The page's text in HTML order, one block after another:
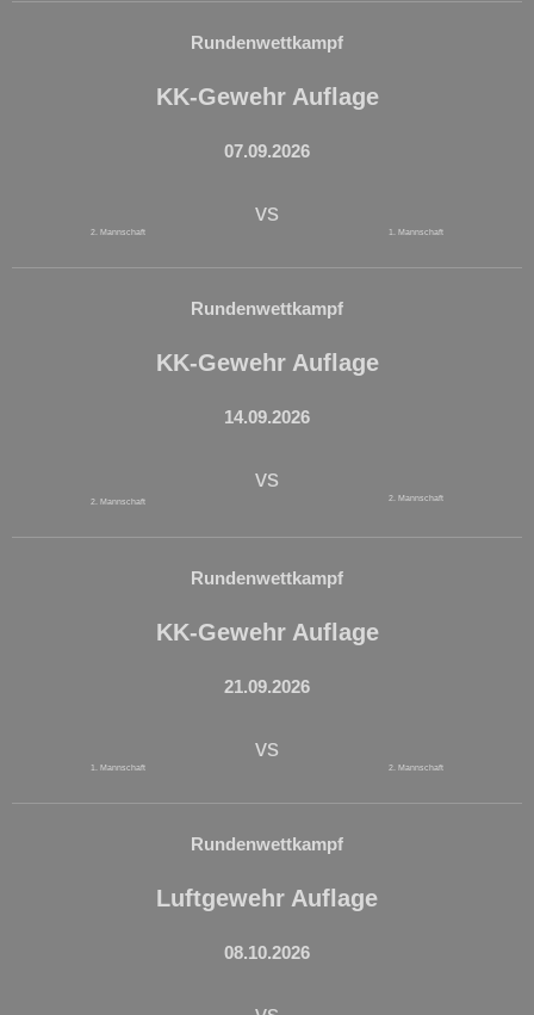
Rundenwettkampf
KK-Gewehr Auflage
07.09.2026
2. Mannschaft
vs
1. Mannschaft
Rundenwettkampf
KK-Gewehr Auflage
14.09.2026
2. Mannschaft
vs
2. Mannschaft
Rundenwettkampf
KK-Gewehr Auflage
21.09.2026
1. Mannschaft
vs
2. Mannschaft
Rundenwettkampf
Luftgewehr Auflage
08.10.2026